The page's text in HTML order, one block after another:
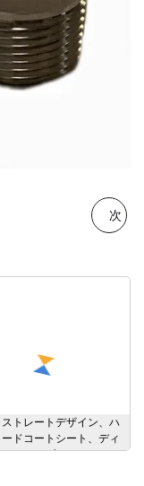
次
ストレートデザイン、ハ
ードコートシート、ディ
スクバルブ